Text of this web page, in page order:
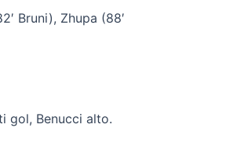
Bruni), Zhupa (88′
gol, Benucci alto.